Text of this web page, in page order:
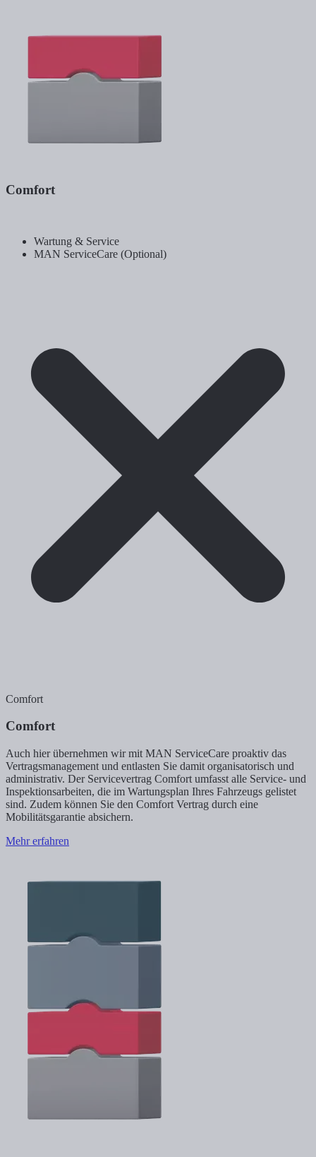
Comfort
Wartung & Service
MAN ServiceCare (Optional)
Comfort
Comfort
Auch hier übernehmen wir mit MAN ServiceCare proaktiv das
Vertragsmanagement und entlasten Sie damit organisatorisch und
administrativ. Der Servicevertrag Comfort umfasst alle Service- und
Inspektionsarbeiten, die im Wartungsplan Ihres Fahrzeugs gelistet
sind. Zudem können Sie den Comfort Vertrag durch eine
Mobilitätsgarantie absichern.
Mehr erfahren